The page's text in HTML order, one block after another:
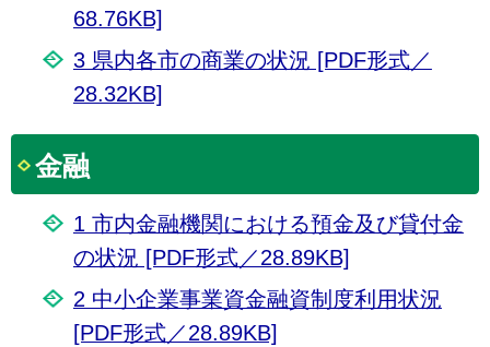
68.76KB]
3 県内各市の商業の状況 [PDF形式／
28.32KB]
金融
1 市内金融機関における預金及び貸付金
の状況 [PDF形式／28.89KB]
2 中小企業事業資金融資制度利用状況
[PDF形式／28.89KB]